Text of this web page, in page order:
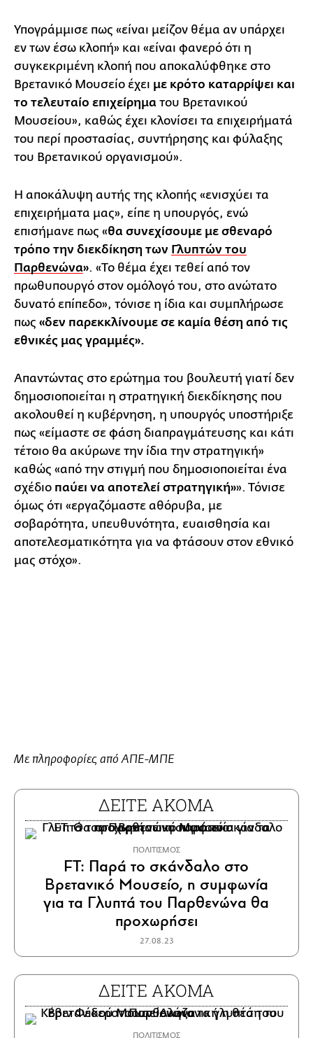
Υπογράμμισε πως «είναι μείζον θέμα αν υπάρχει
εν των έσω κλοπή» και «είναι φανερό ότι η
συγκεκριμένη κλοπή που αποκαλύφθηκε στο
Βρετανικό Μουσείο έχει με κρότο καταρρίψει και
το τελευταίο επιχείρημα του Βρετανικού
Μουσείου», καθώς έχει κλονίσει τα επιχειρήματά
του περί προστασίας, συντήρησης και φύλαξης
του Βρετανικού οργανισμού».
Η αποκάλυψη αυτής της κλοπής «ενισχύει τα
επιχειρήματα μας», είπε η υπουργός, ενώ
επισήμανε πως «θα συνεχίσουμε με σθεναρό
τρόπο την διεκδίκηση των Γλυπτών του
Παρθενώνα». «Το θέμα έχει τεθεί από τον
πρωθυπουργό στον ομόλογό του, στο ανώτατο
δυνατό επίπεδο», τόνισε η ίδια και συμπλήρωσε
πως «δεν παρεκκλίνουμε σε καμία θέση από τις
εθνικές μας γραμμές».
Απαντώντας στο ερώτημα του βουλευτή γιατί δεν
δημοσιοποιείται η στρατηγική διεκδίκησης που
ακολουθεί η κυβέρνηση, η υπουργός υποστήριξε
πως «είμαστε σε φάση διαπραγμάτευσης και κάτι
τέτοιο θα ακύρωνε την ίδια την στρατηγική»
καθώς «από την στιγμή που δημοσιοποιείται ένα
σχέδιο παύει να αποτελεί στρατηγική»». Τόνισε
όμως ότι «εργαζόμαστε αθόρυβα, με
σοβαρότητα, υπευθυνότητα, ευαισθησία και
αποτελεσματικότητα για να φτάσουν στον εθνικό
μας στόχο».
Με πληροφορίες από ΑΠΕ-ΜΠΕ
ΔΕΙΤΕ ΑΚΟΜΑ
ΠΟΛΙΤΙΣΜΟΣ
FT: Παρά το σκάνδαλο στο
Βρετανικό Μουσείο, η συμφωνία
για τα Γλυπτά του Παρθενώνα θα
προχωρήσει
27.08.23
ΔΕΙΤΕ ΑΚΟΜΑ
ΠΟΛΙΤΙΣΜΟΣ